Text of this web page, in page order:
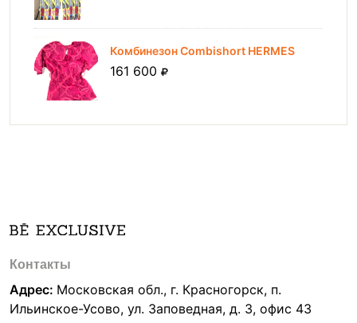
Комбинезон Combishort HERMES
161 600
Контакты
Адрес: Московская обл., г. Красногорск, п.
Ильинское-Усово, ул. Заповедная, д. 3, офис 43